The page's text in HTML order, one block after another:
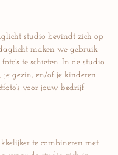
studio bevindt zich op
maken we gebruik
te schieten. In de studio
gezin, en/of je kinderen
voor jouw bedrijf
te combineren met